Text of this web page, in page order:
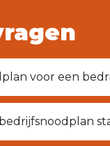
voor een